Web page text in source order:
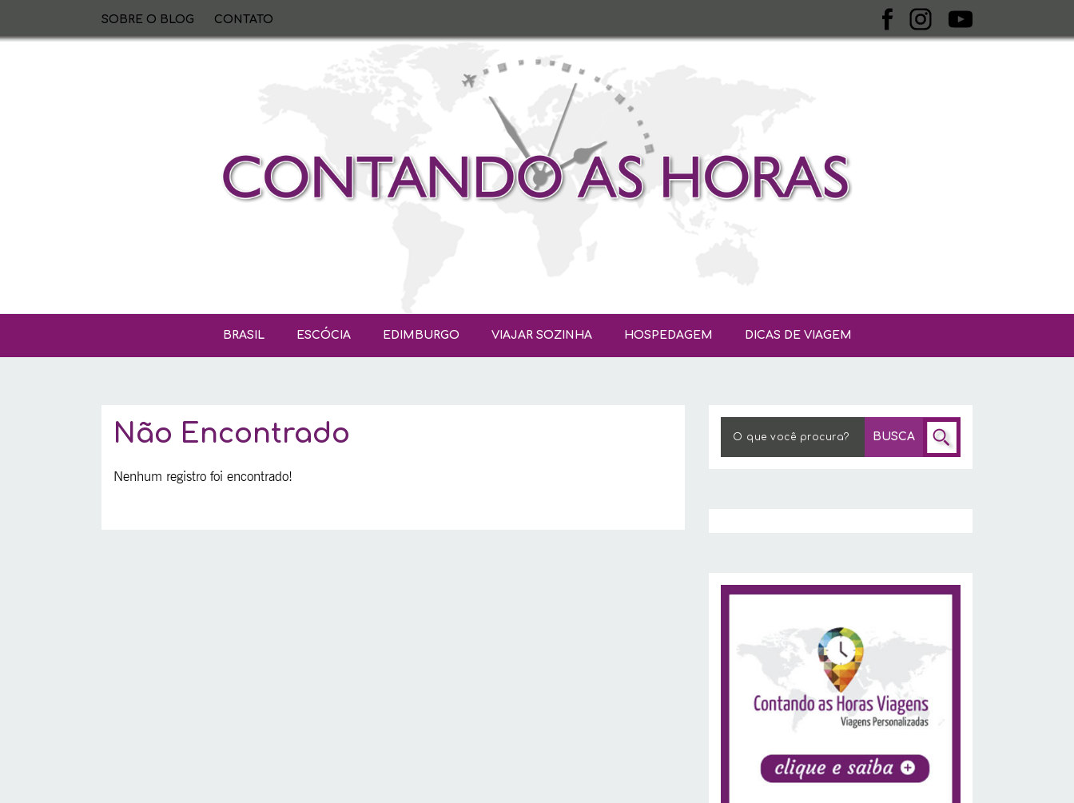
SOBRE O BLOG CONTATO
BRASIL ESCÓCIA EDIMBURGO VIAJAR SOZINHA HOSPEDAGEM DICAS DE VIAGEM
Não Encontrado
Nenhum registro foi encontrado!